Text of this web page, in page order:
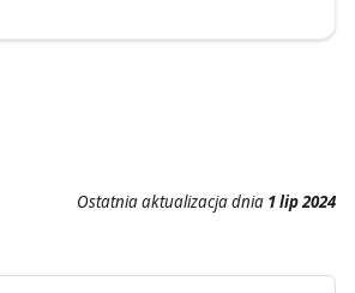
Ostatnia aktualizacjadnia 1 lip 2024